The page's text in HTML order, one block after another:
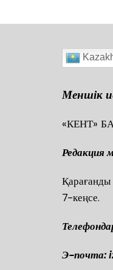
Меншік
«КЕНТ»
Редакция
7-кеңсе.
Э-почта: